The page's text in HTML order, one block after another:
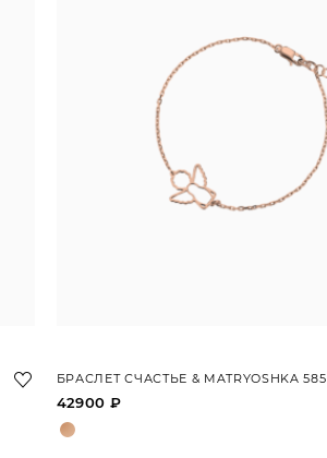
БРАСЛЕТ СЧАСТЬЕ & MATRYOSHKA 585
42900 ₽